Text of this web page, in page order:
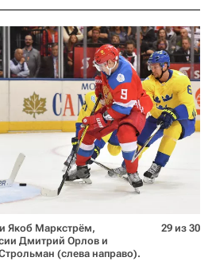
Якоб Маркстрём,
Дмитрий Орлов и
(слева направо).
29 из 30